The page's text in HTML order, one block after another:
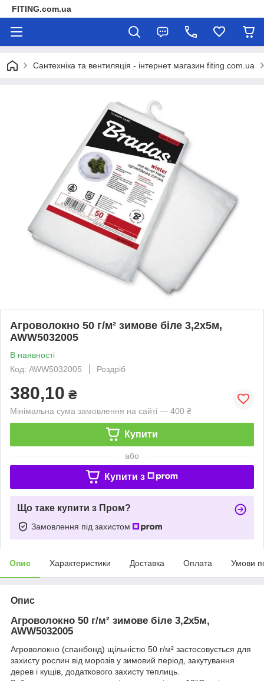
FITING.com.ua
Сантехніка та вентиляція - інтернет магазин fiting.com.ua
Агроволокно 50 г/м² зимове біле 3,2х5м,
AWW5032005
В наявності
Код: AWW5032005
Роздріб
380,10 ₴
Мінімальна сума замовлення на сайті — 400 ₴
Купити
або
Купити з
Що таке купити з Пром?
Замовлення під захистом
Опис Характеристики Доставка Оплата Умови
Опис
Агроволокно 50 г/м² зимове біле 3,2х5м,
AWW5032005
Агроволокно (спанбонд) щільністю 50 г/м² застосовується для
захисту рослин від морозів у зимовий період, закутування
дерев і кущів, додаткового захисту теплиць.